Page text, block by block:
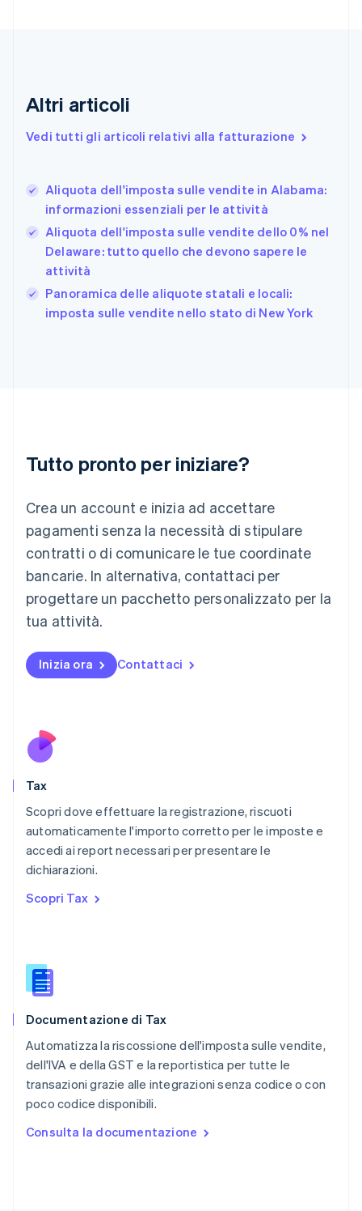
Altri articoli
Vedi tutti gli articoli relativi alla fatturazione
Aliquota dell'imposta sulle vendite in Alabama:
informazioni essenziali per le attività
Aliquota dell'imposta sulle vendite dello 0% nel
Delaware: tutto quello che devono sapere le
attività
Panoramica delle aliquote statali e locali:
imposta sulle vendite nello stato di New York
Tutto pronto per iniziare?
Crea un account e inizia ad accettare
pagamenti senza la necessità di stipulare
contratti o di comunicare le tue coordinate
bancarie. In alternativa, contattaci per
progettare un pacchetto personalizzato per la
tua attività.
Inizia ora Contattaci
Tax
Scopri dove effettuare la registrazione, riscuoti
automaticamente l'importo corretto per le imposte e
accedi ai report necessari per presentare le
dichiarazioni.
Scopri Tax
Documentazione di Tax
Automatizza la riscossione dell'imposta sulle vendite,
dell'IVA e della GST e la reportistica per tutte le
transazioni grazie alle integrazioni senza codice o con
poco codice disponibili.
Consulta la documentazione
Emirati Arabi Uniti
English
Estonia
EnglishSvenska
Francia
Germania
DeutschEnglish
Giappone
Gibilterra
English
Lettonia
English
DeutschEnglish
Lituania
Français DeutschEnglish
Malaysia
English 简体中文
Malta
Messico
EspañolEnglish
English
Paesi Bassi
English
Portogallo
RAS di Hong Kong, Cina
English简体中文
Regno Unito
English
English
Singapore
Slovacchia
English
Slovenia
Spagna
EspañolEnglish
English Español简体中文